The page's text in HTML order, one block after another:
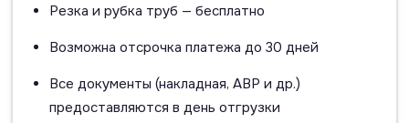
Резка и рубка труб — бесплатно
Возможна отсрочка платежа до 30 дней
Все документы (накладная, АВР и др.)
предоставляются в день отгрузки